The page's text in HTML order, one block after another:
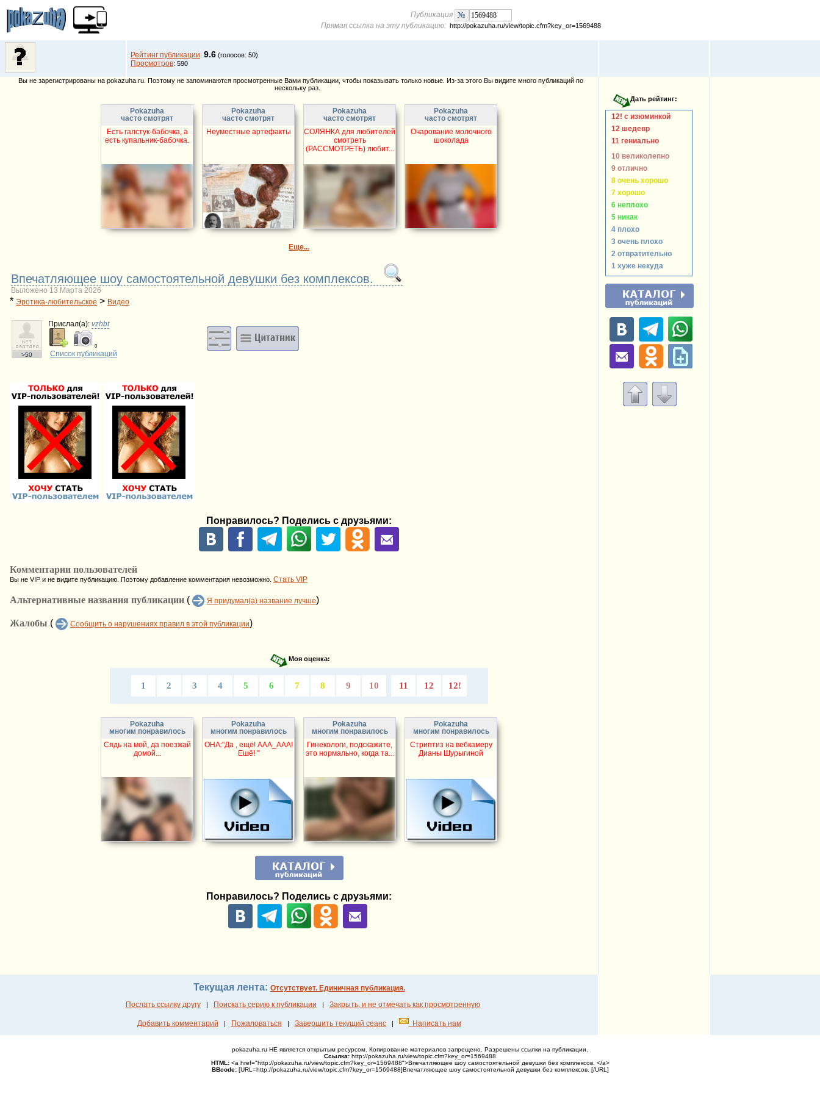
Публикация
Прямая ссылка на эту публикацию: http://pokazuha.ru/view/topic.cfm?key_or=1569488
Рейтинг публикации: 9.6 (голосов: 50)
Просмотров: 590
Вы не зарегистрированы на pokazuha.ru. Поэтому не запоминаются просмотренные Вами публикации, чтобы показывать только новые. Из-за этого Вы видите много публикаций по
нескольку раз.
Pokazuha
часто смотрят
Есть галстук-бабочка, а
есть купальник-бабочка.
Pokazuha
часто смотрят
Неуместные артефакты
Pokazuha
часто смотрят
СОЛЯНКА для любителей
смотреть
(РАССМОТРЕТЬ) любит...
Pokazuha
часто смотрят
Очарование молочного
шоколада
Еще...
Впечатляющее шоу самостоятельной девушки без комплексов.
Выложено 13 Марта 2026
* Эротика-любительское > Видео
>50
Прислал(a): vzhbt
0
Список публикаций
Понравилось? Поделись с друзьями:
Комментарии пользователей
Вы не VIP и не видите публикацию. Поэтому добавление комментария невозможно. Стать VIP
Альтернативные названия публикации ( Я придумал(а) название лучше)
Жалобы ( Сообщить о нарушениях правил в этой публикации)
Моя оценка:
1 2 3 4 5 6 7 8 9 10 11 12 12!
Pokazuha
многим понравилось
Сядь на мой, да поезжай
домой...
Pokazuha
многим понравилось
ОНА:"Да , ещё! ААА_ААА!
Ешё! "
Pokazuha
многим понравилось
Гинекологи, подскажите,
это нормально, когда та...
Pokazuha
многим понравилось
Стриптиз на вебкамеру
Дианы Шурыгиной
Понравилось? Поделись с друзьями:
12! с изюминкой
12 шедевр
11 гениально
10 великолепно
9 отлично
8 очень хорошо
7 хорошо
6 неплохо
5 никак
4 плохо
3 очень плохо
2 отвратительно
1 хуже некуда
Текущая лента: Отсутствует. Единичная публикация.
Послать ссылку другу| Поискать серию к публикации | Закрыть, и не отмечать как просмотренную
Добавить комментарий | Пожаловаться | Завершить текущий сеанс| Написать нам
pokazuha.ru НЕ является открытым ресурсом. Копирование материалов запрещено. Разрешены ссылки на публикации.
Ссылка: http://pokazuha.ru/view/topic.cfm?key_or=1569488
HTML:<a href="http://pokazuha.ru/view/topic.cfm?key_or=1569488">Впечатляющее шоу самостоятельной девушки без комплексов. </a>
ВВcode:[URL=http://pokazuha.ru/view/topic.cfm?key_or=1569488]Впечатляющее шоу самостоятельной девушки без комплексов. [/URL]